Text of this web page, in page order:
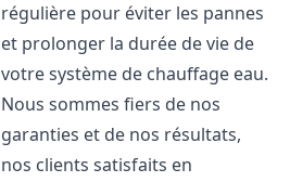
régulière pour éviter les pannes
et prolonger la durée de vie de
votre système de chauffage eau.
Nous sommes fiers de nos
garanties et de nos résultats,
nos clients satisfaits en